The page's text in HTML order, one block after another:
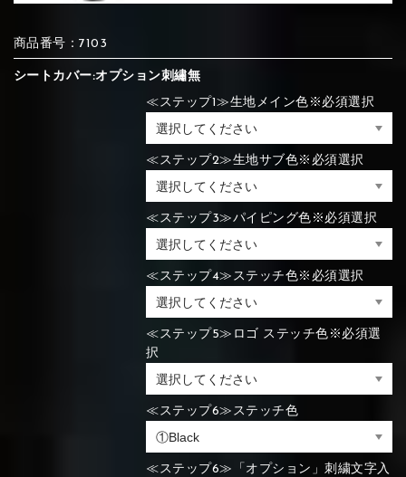
⑦Blue ⑧Orange ⑨Pink
⑪Black
⑭Caramel ⑮Wine red
⑦Blue ⑧Orange
⑪Black ⑫Ivory
⑭Caramel ⑮Wine red
④Brown
⑧Orange ⑨Pink
⑪Black
⑭Caramel ⑮Wine red
⑤Ivory
⑧Yellow ⑨Orange
⑪Blue ⑫Aqua blue
⑭Pink
④Beige ⑤Ivory
⑧Yellow
⑪Blue ⑫Aqua blue
⑭Pink ⑮Rose pink
商品番号：7103
シートカバー:オプション刺繡無
≪ステップ1≫生地メイン色※必須選択
≪ステップ2≫生地サブ色※必須選択
≪ステップ3≫パイピング色※必須選択
≪ステップ4≫ステッチ色※必須選択
≪ステップ5≫ロゴ ステッチ色※必須選
択
≪ステップ6≫ステッチ色
≪ステップ6≫「オプション」刺繍文字入